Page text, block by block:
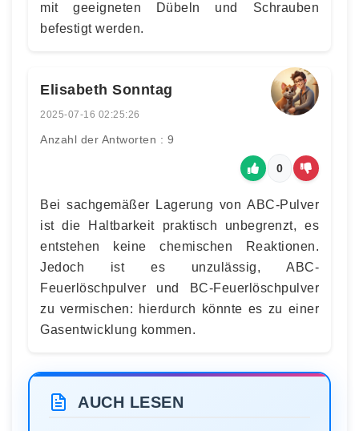
mit geeigneten Dübeln und Schrauben
befestigt werden.
Elisabeth Sonntag
2025-07-16 02:25:26
Anzahl der Antworten : 9
0
Bei sachgemäßer Lagerung von ABC-Pulver
ist die Haltbarkeit praktisch unbegrenzt, es
entstehen keine chemischen Reaktionen.
Jedoch ist es unzulässig, ABC-
Feuerlöschpulver und BC-Feuerlöschpulver
zu vermischen: hierdurch könnte es zu einer
Gasentwicklung kommen.
AUCH LESEN